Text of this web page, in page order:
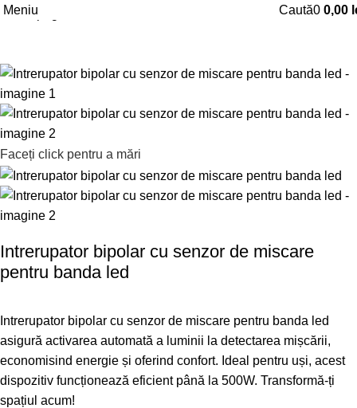
Meniu Caută0 0,00
Prima pagină Lumini led
Faceți click pentru a mări
Intrerupator bipolar cu senzor de miscare
pentru banda led
Intrerupator bipolar cu senzor de miscare pentru banda led
asigură activarea automată a luminii la detectarea mișcării,
economisind energie și oferind confort. Ideal pentru uși, acest
dispozitiv funcționează eficient până la 500W. Transformă-ți
spațiul acum!